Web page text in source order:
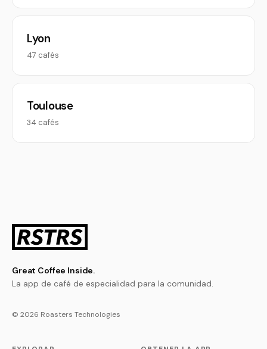
Lyon
47 cafés
Toulouse
34 cafés
Great Coffee Inside.
La app de café de especialidad para la comunidad.
© 2026 Roasters Technologies